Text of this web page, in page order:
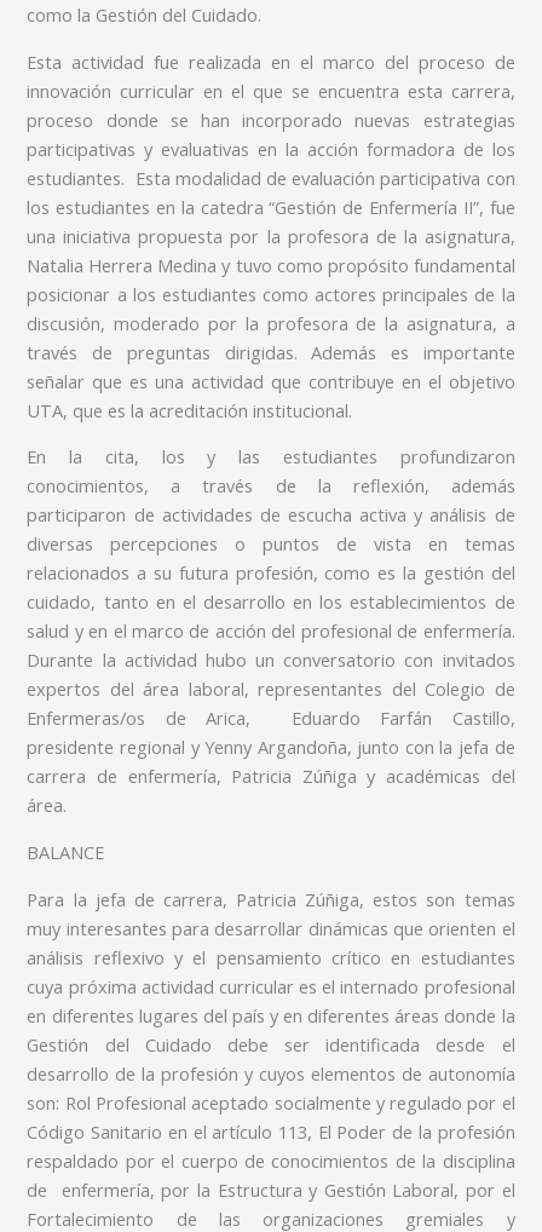
como la Gestión del Cuidado.
Esta actividad fue realizada en el marco del proceso de
innovación curricular en el que se encuentra esta carrera,
proceso donde se han incorporado nuevas estrategias
participativas y evaluativas en la acción formadora de los
estudiantes. Esta modalidad de evaluación participativa con
los estudiantes en la catedra “Gestión de Enfermería II”, fue
una iniciativa propuesta por la profesora de la asignatura,
Natalia Herrera Medina y tuvo como propósito fundamental
posicionar a los estudiantes como actores principales de la
discusión, moderado por la profesora de la asignatura, a
través de preguntas dirigidas. Además es importante
señalar que es una actividad que contribuye en el objetivo
UTA, que es la acreditación institucional.
En la cita, los y las estudiantes profundizaron
conocimientos, a través de la reflexión, además
participaron de actividades de escucha activa y análisis de
diversas percepciones o puntos de vista en temas
relacionados a su futura profesión, como es la gestión del
cuidado, tanto en el desarrollo en los establecimientos de
salud y en el marco de acción del profesional de enfermería.
Durante la actividad hubo un conversatorio con invitados
expertos del área laboral, representantes del Colegio de
Enfermeras/os de Arica, Eduardo Farfán Castillo,
presidente regional y Yenny Argandoña, junto con la jefa de
carrera de enfermería, Patricia Zúñiga y académicas del
área.
BALANCE
Para la jefa de carrera, Patricia Zúñiga, estos son temas
muy interesantes para desarrollar dinámicas que orienten el
análisis reflexivo y el pensamiento crítico en estudiantes
cuya próxima actividad curricular es el internado profesional
en diferentes lugares del país y en diferentes áreas donde la
Gestión del Cuidado debe ser identificada desde el
desarrollo de la profesión y cuyos elementos de autonomía
son: Rol Profesional aceptado socialmente y regulado por el
Código Sanitario en el artículo 113, El Poder de la profesión
respaldado por el cuerpo de conocimientos de la disciplina
de enfermería, por la Estructura y Gestión Laboral, por el
Fortalecimiento de las organizaciones gremiales y